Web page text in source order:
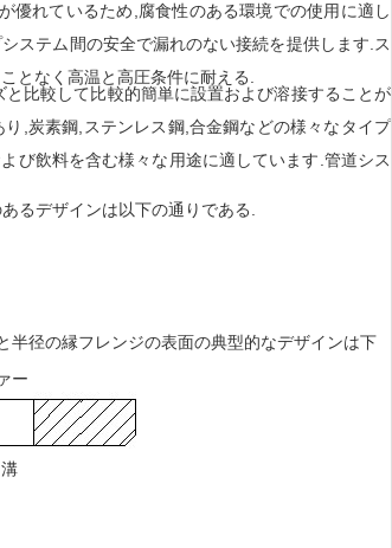
優れているため,腐食性のある環境での使用に適し
ステム間の安全で漏れのない接続を提供します.ス
となく高温と高圧条件に耐える.
比較して比較的簡単に設置および溶接することが
,炭素鋼,ステンレス鋼,合金鋼などの様々なタイプ
び飲料を含む様々な用途に適しています.管道シス
るデザインは以下の通りである.
径の縁フレンジの表面の典型的なデザインは下
ー